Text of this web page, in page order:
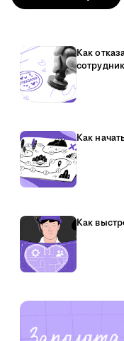
Как
Как
Как